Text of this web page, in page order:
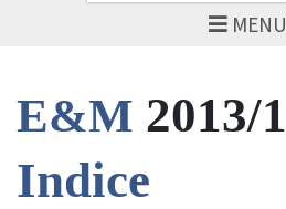
MENU
E&M 2013/1
Indice